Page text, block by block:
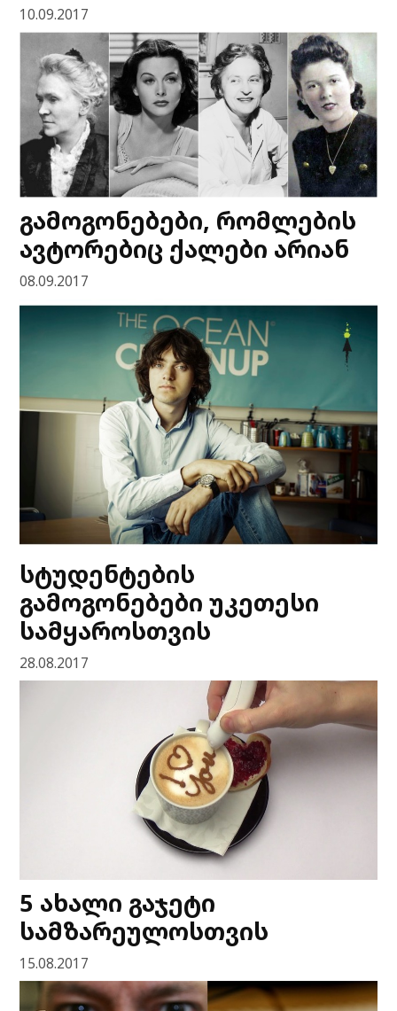
10.09.2017
გამოგონებები, რომლების
ავტორებიც ქალები არიან
08.09.2017
სტუდენტების
გამოგონებები უკეთესი
სამყაროსთვის
28.08.2017
5 ახალი გაჯეტი
სამზარეულოსთვის
15.08.2017